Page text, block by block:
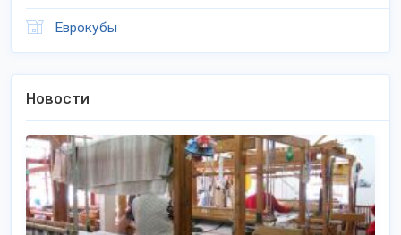
Еврокубы
Новости